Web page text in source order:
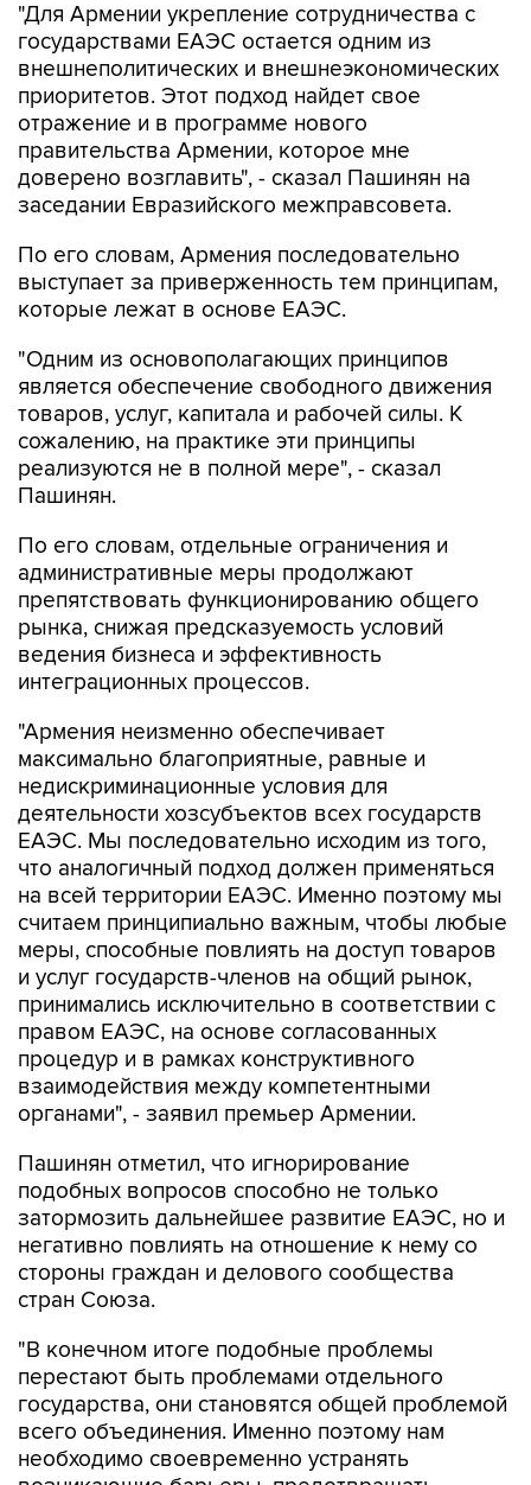
"Для Армении укрепление сотрудничества с
государствами ЕАЭС остается одним из
внешнеполитических и внешнеэкономических
приоритетов. Этот подход найдет свое
отражение и в программе нового
правительства Армении, которое мне
доверено возглавить", - сказал Пашинян на
заседании Евразийского межправсовета.
По его словам, Армения последовательно
выступает за приверженность тем принципам,
которые лежат в основе ЕАЭС.
"Одним из основополагающих принципов
является обеспечение свободного движения
товаров, услуг, капитала и рабочей силы. К
сожалению, на практике эти принципы
реализуются не в полной мере", - сказал
Пашинян.
По его словам, отдельные ограничения и
административные меры продолжают
препятствовать функционированию общего
рынка, снижая предсказуемость условий
ведения бизнеса и эффективность
интеграционных процессов.
"Армения неизменно обеспечивает
максимально благоприятные, равные и
недискриминационные условия для
деятельности хозсубъектов всех государств
ЕАЭС. Мы последовательно исходим из того,
что аналогичный подход должен применяться
на всей территории ЕАЭС. Именно поэтому мы
считаем принципиально важным, чтобы любые
меры, способные повлиять на доступ товаров
и услуг государств-членов на общий рынок,
принимались исключительно в соответствии с
правом ЕАЭС, на основе согласованных
процедур и в рамках конструктивного
взаимодействия между компетентными
органами", - заявил премьер Армении.
Пашинян отметил, что игнорирование
подобных вопросов способно не только
затормозить дальнейшее развитие ЕАЭС, но и
негативно повлиять на отношение к нему со
стороны граждан и делового сообщества
стран Союза.
"В конечном итоге подобные проблемы
перестают быть проблемами отдельного
государства, они становятся общей проблемой
всего объединения. Именно поэтому нам
необходимо своевременно устранять